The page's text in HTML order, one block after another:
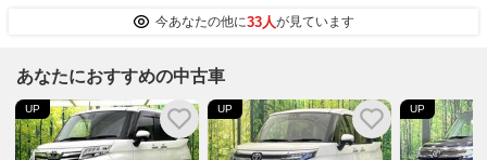
今あなたの他に33人が見ています
あなたにおすすめの中古車
UP UP UP